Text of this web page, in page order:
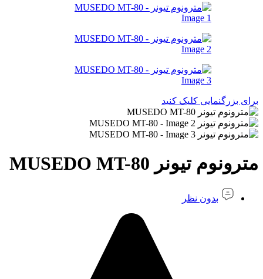
برای بزرگنمایی کلیک کنید
مترونوم تیونر MUSEDO MT-80
بدون نظر